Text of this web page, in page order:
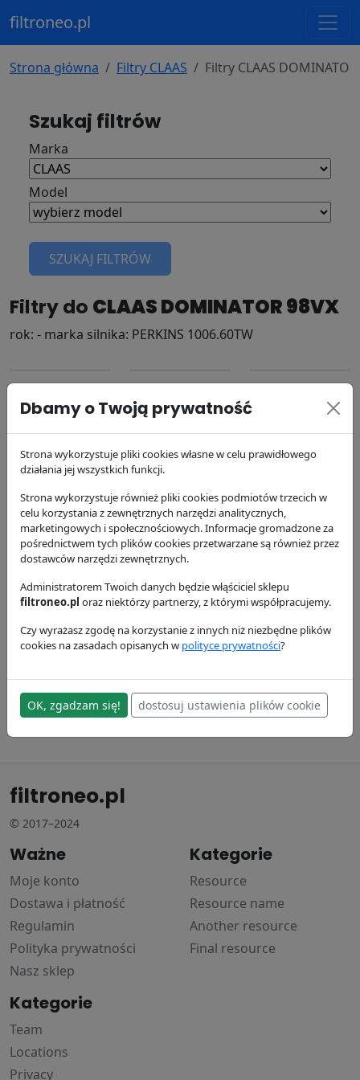
filtroneo.pl
Strona główna Filtry CLAAS Filtry CLAAS
Szukaj filtrów
Marka
Model
SZUKAJ FILTRÓW
Filtry do CLAAS DOMINATOR 98VX
rok: - marka silnika: PERKINS 1006.60TW
Filtr paliwa
P550588
Donaldson
37.93 zł
Filtr oleju silnika
P554407
Donaldson
41.23 zł
P771508
Donaldson
152.4 zł
P776696
Donaldson
114.49 zł
P556245
Donaldson
16.65 zł
P777243
Donaldson
233.79 zł
filtroneo.pl
© 2017–2024
Ważne
Moje konto
Dostawa i płatność
Regulamin
Polityka prywatności
Nasz sklep
Kategorie
Resource
Resource name
Another resource
Final resource
Kategorie
Team
Locations
Privacy
Dbamy o Twoją prywatność
Strona wykorzystuje pliki cookies własne w celu prawidłowego
działania jej wszystkich funkcji.
Strona wykorzystuje również pliki cookies podmiotów trzecich w
celu korzystania z zewnętrznych narzędzi analitycznych,
marketingowych i społecznościowych. Informacje gromadzone za
pośrednictwem tych plików cookies przetwarzane są również przez
dostawców narzędzi zewnętrznych.
Administratorem Twoich danych będzie włąściciel sklepu
filtroneo.pl oraz niektórzy partnerzy, z którymi współpracujemy.
Czy wyrażasz zgodę na korzystanie z innych niż niezbędne plików
cookies na zasadach opisanych w polityce prywatności?
OK, zgadzam się! dostosuj ustawienia plików cookie